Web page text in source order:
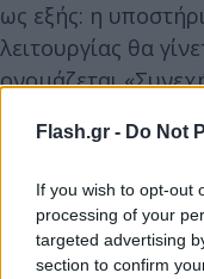
Flash.gr - Do Not
If you wish to opt-out
processing of your
targeted advertising
section to confirm
ως εξής: η
λειτουργίας θα
ονομάζεται
(Continuous
οποία συνήθως
αποφρακτικής